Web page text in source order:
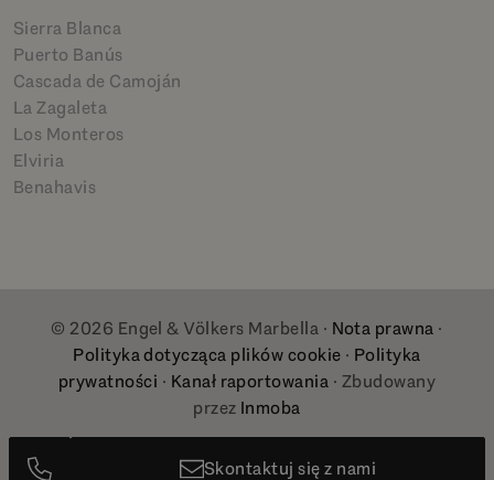
Sierra Blanca
Puerto Banús
Cascada de Camoján
La Zagaleta
Los Monteros
Elviria
Benahavis
© 2026 Engel & Völkers Marbella · Nota prawna ·
Polityka dotycząca plików cookie · Polityka
prywatności · Kanał raportowania · Zbudowany
przez Inmoba
Skontaktuj się z nami